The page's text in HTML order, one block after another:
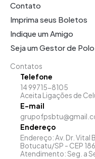
Contato
Imprima seus Boletos
Indique um Amigo
Seja um Gestor de Polo
Contatos
Telefone
14 99715-8105
Aceita Ligações de
E-mail
Endereço
Endereço: Av. Dr. Vital
Botucatu/SP - CEP
Atendimento: Seg. a